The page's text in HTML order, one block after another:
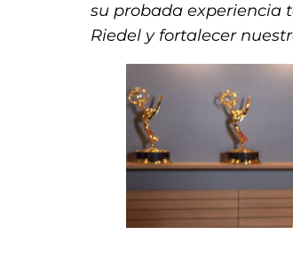
su probada experiencia
Riedel y fortalecer